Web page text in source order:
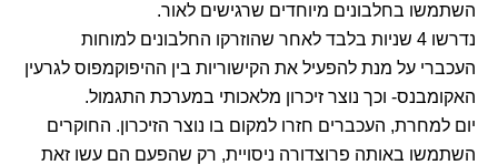
השתמשו בחלבונים מיוחדים שרגישים לאור.
נדרשו 4 שניות בלבד לאחר שהוזרקו החלבונים למוחות
העכברי על מנת להפעיל את הקישוריות בין ההיפוקמפוס לגרעין
האקומבנס- וכך נוצר זיכרון מלאכותי במערכת התגמול.
יום למחרת, העכברים חזרו למקום בו נוצר הזיכרון. החוקרים
השתמשו באותה פרוצדורה ניסויית, רק שהפעם הם עשו זאת